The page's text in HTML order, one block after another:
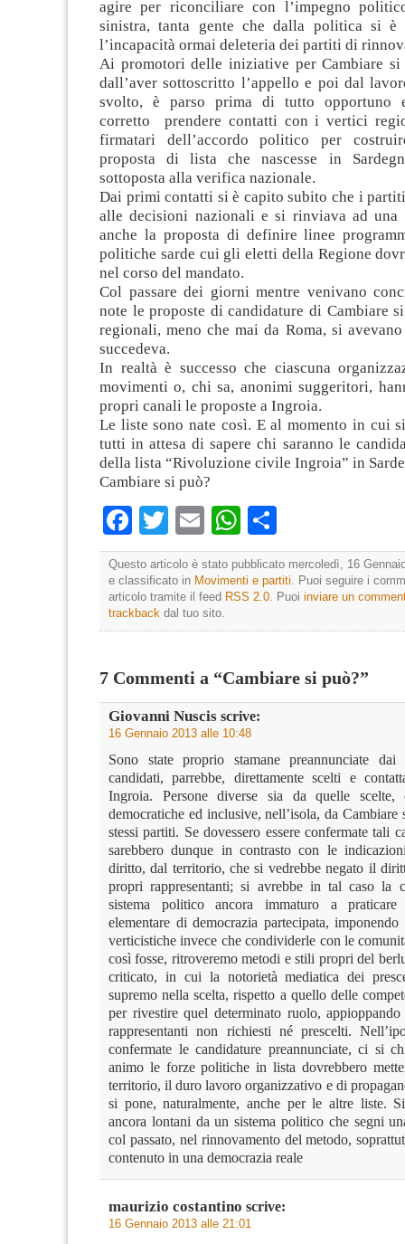
agire per riconciliare con l’impegno
sinistra, tanta gente che dalla politica si è
l’incapacità ormai deleteria dei partiti di
Ai promotori delle iniziative per Cambiare
dall’aver sottoscritto l’appello e poi dal
svolto, è parso prima di tutto opportuno
corretto prendere contatti con i vertici
firmatari dell’accordo politico per
proposta di lista che nascesse in
sottoposta alla verifica nazionale.
Dai primi contatti si è capito subito che i
alle decisioni nazionali e si rinviava ad una
anche la proposta di definire linee
politiche sarde cui gli eletti della Regione
nel corso del mandato.
Col passare dei giorni mentre venivano
note le proposte di candidature di Cambiare
regionali, meno che mai da Roma, si
succedeva.
In realtà è successo che ciascuna
movimenti o, chi sa, anonimi suggeritori,
propri canali le proposte a Ingroia.
Le liste sono nate così. E al momento in cui
tutti in attesa di sapere chi saranno le
della lista “Rivoluzione civile Ingroia” in
Cambiare si può?
Facebook
TwitterEmailWhatsApp
Questo articolo è stato pubblicato mercoledì, 16
e classificato in Movimenti e partiti . Puoi seguire i
articolo tramite il feed RSS 2.0 . Puoi inviare un
trackback dal tuo sito.
7 Commenti a “Cambiare si può?”
Giovanni Nuscis scrive:
16 Gennaio 2013 alle 10:48
Sono state proprio stamane preannunciate dai
candidati, parrebbe, direttamente scelti e
Ingroia. Persone diverse sia da quelle scelte,
democratiche ed inclusive, nell’isola, da Cambiare
stessi partiti. Se dovessero essere confermate tali
sarebbero dunque in contrasto con le
diritto, dal territorio, che si vedrebbe negato il
propri rappresentanti; si avrebbe in tal caso la
sistema politico ancora immaturo a
elementare di democrazia partecipata, imponendo
verticistiche invece che condividerle con le
così fosse, ritroveremo metodi e stili propri del
criticato, in cui la notorietà mediatica dei
supremo nella scelta, rispetto a quello delle
per rivestire quel determinato ruolo,
rappresentanti non richiesti né prescelti.
confermate le candidature preannunciate, ci si
animo le forze politiche in lista dovrebbero
territorio, il duro lavoro organizzativo e di
si pone, naturalmente, anche per le altre liste.
ancora lontani da un sistema politico che segni
col passato, nel rinnovamento del metodo,
contenuto in una democrazia reale
maurizio costantino scrive:
16 Gennaio 2013 alle 21:01